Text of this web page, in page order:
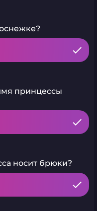
принцессы
носит брюки?